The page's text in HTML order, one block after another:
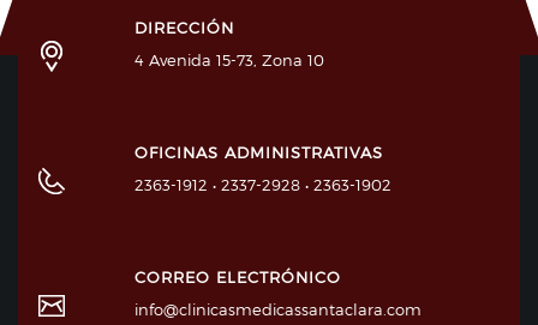
DIRECCIÓN
4 Avenida 15-73, Zona 10
OFICINAS ADMINISTRATIVAS
2363-1912 • 2337-2928 • 2363-1902
CORREO ELECTRÓNICO
info@clinicasmedicassantaclara.com